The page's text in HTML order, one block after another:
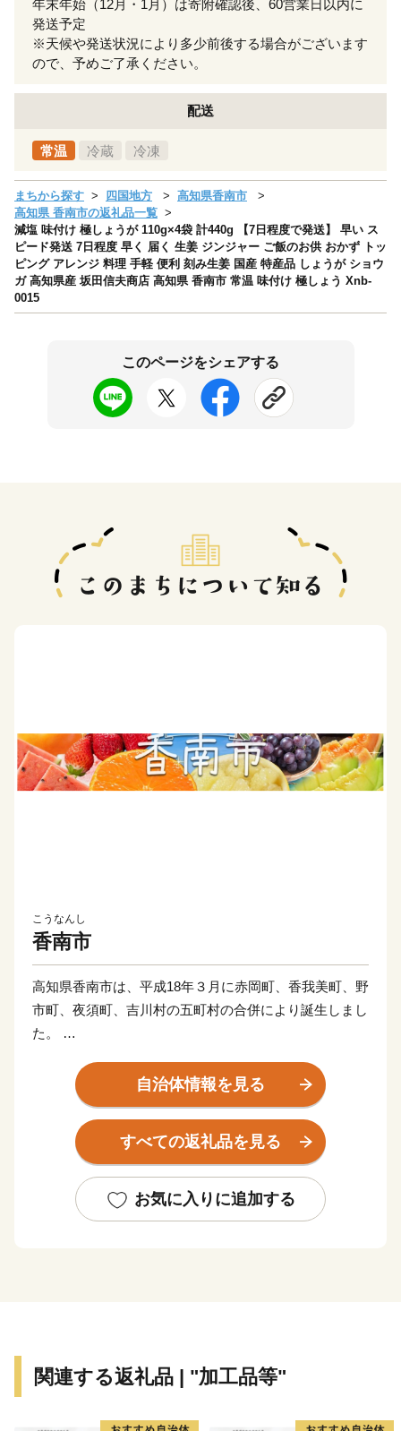
年末年始（12月・1月）は寄附確認後、60営業日以内に
発送予定
※天候や発送状況により多少前後する場合がございます
ので、予めご了承ください。
配送
常温 冷蔵 冷凍
まちから探す 四国地方
高知県香南市
高知県 香南市の返礼品一覧
減塩 味付け 極しょうが 110g×4袋 計440g 【7日程度で発送】 早い ス
ピード発送 7日程度 早く 届く 生姜 ジンジャー ご飯のお供 おかず トッ
ピング アレンジ 料理 手軽 便利 刻み生姜 国産 特産品 しょうが ショウ
ガ 高知県産 坂田信夫商店 高知県 香南市 常温 味付け 極しょう Xnb-
0015
このページをシェアする
こうなんし
香南市
高知県香南市は、平成18年３月に赤岡町、香我美町、野
市町、夜須町、吉川村の五町村の合併により誕生しまし
た。
山地部からなり、市内を物部川、香宗川などが流れ、美
しい水と緑に包まれた元気で豊かなまちです。
香南市へのご寄附、誠にありがとうございます！
いたします♪
自治体情報を見る
すべての返礼品を見る
お気に入りに追加する
関連する返礼品 | "加工品等"